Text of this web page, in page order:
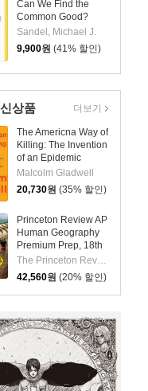
Can We Find the
Common Good?
Sandel, Michael J.
9,900원 (41% 할인)
상품
The Americna Way of
Killing: The Invention
of an Epidemic
Malcolm Gladwell
20,730원 (35% 할인)
Princeton Review AP
Human Geography
Premium Prep, 18th
Edition: 6 Practice
Tests + Digital
Practice Online +
Content Review
The Princeton Review
42,560원 (20% 할인)
더보기